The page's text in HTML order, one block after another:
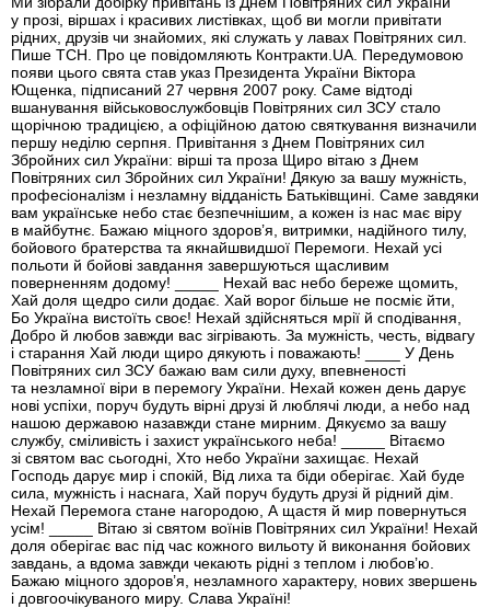
у прозі, віршах і красивих листівках, щоб ви могли привітати
рідних, друзів чи знайомих, які служать у лавах Повітряних сил.
Пише ТСН. Про це повідомляють Контракти.UA. Передумовою
появи цього свята став указ Президента України Віктора
Ющенка, підписаний 27 червня 2007 року. Саме відтоді
вшанування військовослужбовців Повітряних сил ЗСУ стало
щорічною традицією, а офіційною датою святкування визначили
першу неділю серпня. Привітання з Днем Повітряних сил
Збройних сил України: вірші та проза Щиро вітаю з Днем
Повітряних сил Збройних сил України! Дякую за вашу мужність,
професіоналізм і незламну відданість Батьківщині. Саме завдяки
вам українське небо стає безпечнішим, а кожен із нас має віру
в майбутнє. Бажаю міцного здоров’я, витримки, надійного тилу,
бойового братерства та якнайшвидшої Перемоги. Нехай усі
польоти й бойові завдання завершуються щасливим
поверненням додому! _____ Нехай вас небо береже щомить,
Хай доля щедро сили додає. Хай ворог більше не посміє йти,
Бо Україна вистоїть своє! Нехай здійсняться мрії й сподівання,
Добро й любов завжди вас зігрівають. За мужність, честь, відвагу
і старання Хай люди щиро дякують і поважають! ____ У День
Повітряних сил ЗСУ бажаю вам сили духу, впевненості
та незламної віри в перемогу України. Нехай кожен день дарує
нові успіхи, поруч будуть вірні друзі й люблячі люди, а небо над
нашою державою назавжди стане мирним. Дякуємо за вашу
службу, сміливість і захист українського неба! _____ Вітаємо
зі святом вас сьогодні, Хто небо України захищає. Нехай
Господь дарує мир і спокій, Від лиха та біди оберігає. Хай буде
сила, мужність і наснага, Хай поруч будуть друзі й рідний дім.
Нехай Перемога стане нагородою, А щастя й мир повернуться
усім! _____ Вітаю зі святом воїнів Повітряних сил України! Нехай
доля оберігає вас під час кожного вильоту й виконання бойових
завдань, а вдома завжди чекають рідні з теплом і любов’ю.
Бажаю міцного здоров’я, незламного характеру, нових звершень
і довгоочікуваного миру. Слава Україні!